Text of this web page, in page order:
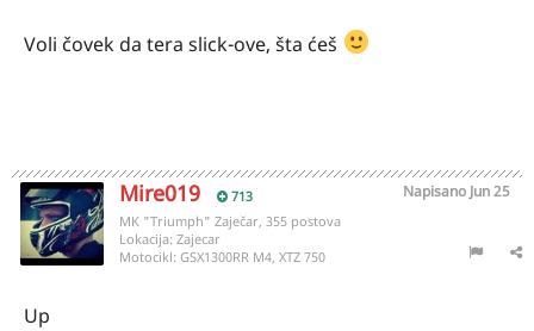
Voli čovek da tera slick-ove, šta ćeš
Mire019 713 Napisano Jun 25
MK "Triumph" Zaječar, 355 postova
Lokacija: Zajecar
Motocikl: GSX1300RR M4, XTZ 750
Up